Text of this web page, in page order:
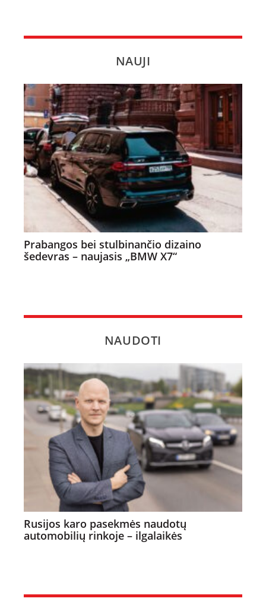
NAUJI
Prabangos bei stulbinančio dizaino
šedevras – naujasis „BMW X7“
NAUDOTI
Rusijos karo pasekmės naudotų
automobilių rinkoje – ilgalaikės